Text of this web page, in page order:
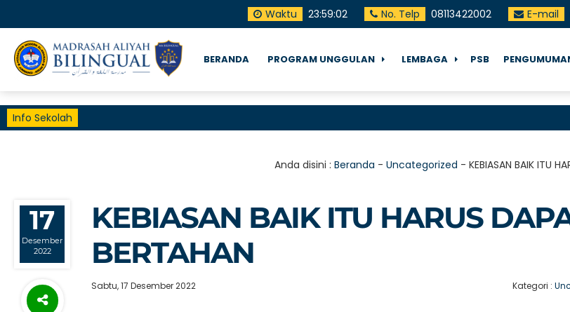
Waktu 23:59:03 No. Telp 08113422002 E-mail
BERANDA PROGRAM UNGGULAN LEMBAGA PSB
Info Sekolah
Anda disini : Beranda - Uncategorized - KEBIASAN BAIK ITU
17
Desember
2022
KEBIASAN BAIK ITU HARUS
BERTAHAN
Sabtu, 17 Desember 2022 Kategori :